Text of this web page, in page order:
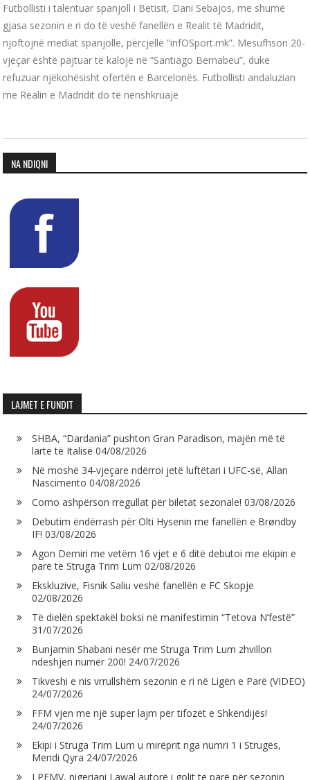
Futbollisti i talentuar spanjoll i Betisit, Dani Sebajos, me shumë
gjasa sezonin e ri do të veshë fanellën e Realit të Madridit,
njoftojnë mediat spanjolle, përcjellë “infOSport.mk”. Mesufhsori 20-
vjeçar është pajtuar të kalojë në “Santiago Bernabeu”, duke
refuzuar njëkohësisht ofertën e Barcelonës. Futbollisti andaluzian
me Realin e Madridit do të nënshkruajë
NA NDIQNI
LAJMET E FUNDIT
SHBA, “Dardania” pushton Gran Paradison, majën më të
lartë të Italisë 04/08/2026
Në moshë 34-vjeçare ndërroi jetë luftëtari i UFC-së, Allan
Nascimento 04/08/2026
Como ashpërson rregullat për biletat sezonale! 03/08/2026
Debutim ëndërrash për Olti Hysenin me fanellën e Brøndby
IF! 03/08/2026
Agon Demiri me vetëm 16 vjet e 6 ditë debutoi me ekipin e
parë të Struga Trim Lum 02/08/2026
Ekskluzive, Fisnik Saliu veshë fanellën e FC Skopje
02/08/2026
Të dielën spektakël boksi në manifestimin “Tetova N’festë”
31/07/2026
Bunjamin Shabani nesër me Struga Trim Lum zhvillon
ndeshjen numër 200! 24/07/2026
Tikveshi e nis vrrullshëm sezonin e ri në Ligën e Parë (VIDEO)
24/07/2026
FFM vjen me një super lajm për tifozët e Shkëndijës!
24/07/2026
Ekipi i Struga Trim Lum u mirëprit nga numri 1 i Strugës,
Mendi Qyra 24/07/2026
LPFMV, nigeriani Lawal autorë i golit të parë për sezonin